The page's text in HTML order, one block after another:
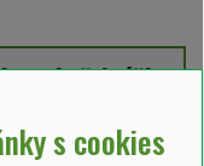
v květináči
s cookies